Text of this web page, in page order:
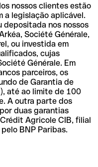
nossos clientes estão
a legislação aplicável.
depositada nos nossos
Société Générale,
ou investida em
cujas
Générale. Em
parceiros, os
de Garantia de
até ao limite de 100
A outra parte dos
duas garantias
Agricole CIB, filial
BNP Paribas.